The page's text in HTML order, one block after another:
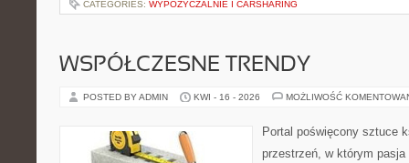
CATEGORIES: WYPOŻYCZALNIE I CARSHARING
WSPÓŁCZESNE TRENDY
POSTED BY ADMIN KWI - 16 - 2026 MOŻLIWOŚĆ
Portal poświęcony sztuce
przestrzeń, w którym